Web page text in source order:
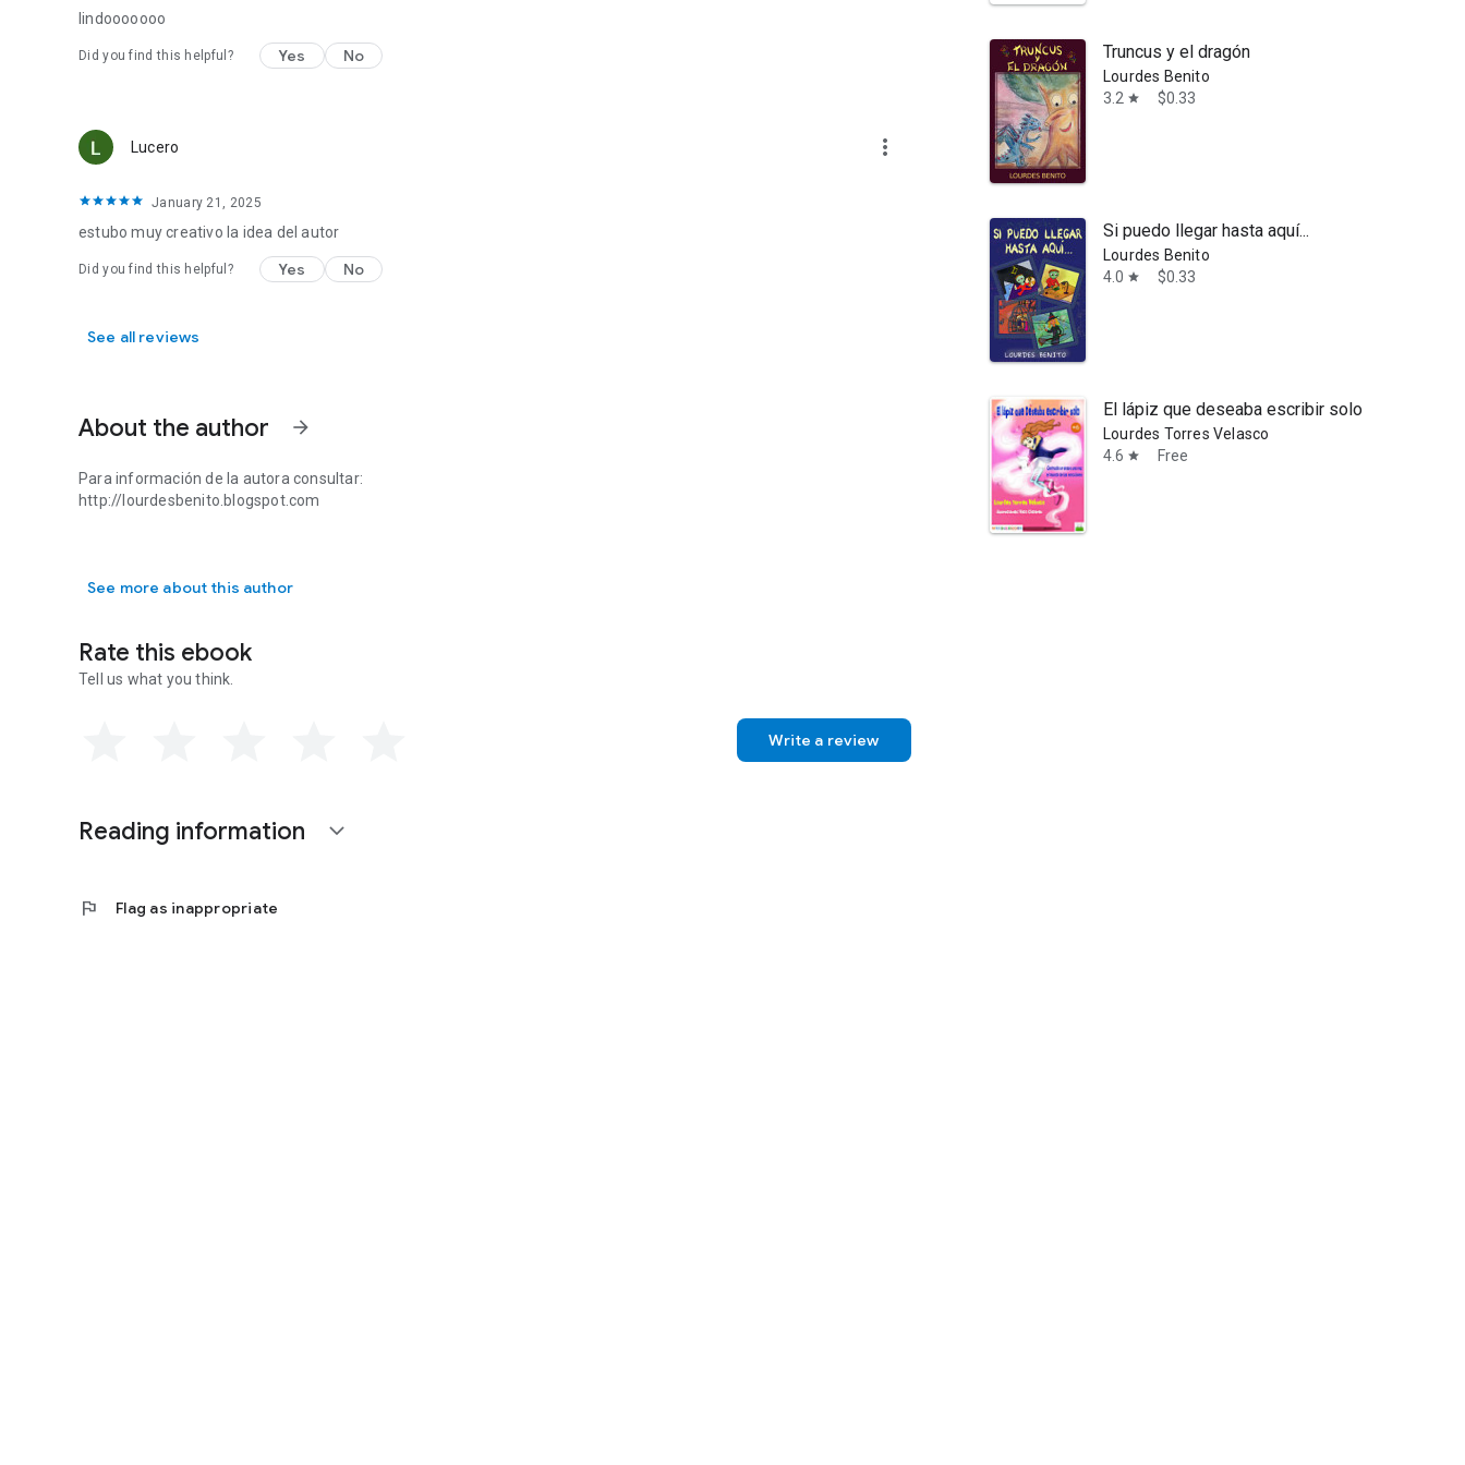
lindooooooo
Did you find this helpful? Yes No
Lucero more_vert
January 21, 2025
estubo muy creativo la idea del autor
Did you find this helpful? Yes No
See all reviews
About the author arrow_forward
Para información de la autora consultar:
http://lourdesbenito.blogspot.com
See more about this author
Rate this ebook
Tell us what you think.
Write a review
Reading information expand_more
flag Flag as inappropriate
Truncus y el dragón
Lourdes Benito
3.2 star $0.33
Si puedo llegar hasta aquí...
Lourdes Benito
4.0 star $0.33
El lápiz que deseaba escribir solo
Lourdes Torres Velasco
4.6 star Free